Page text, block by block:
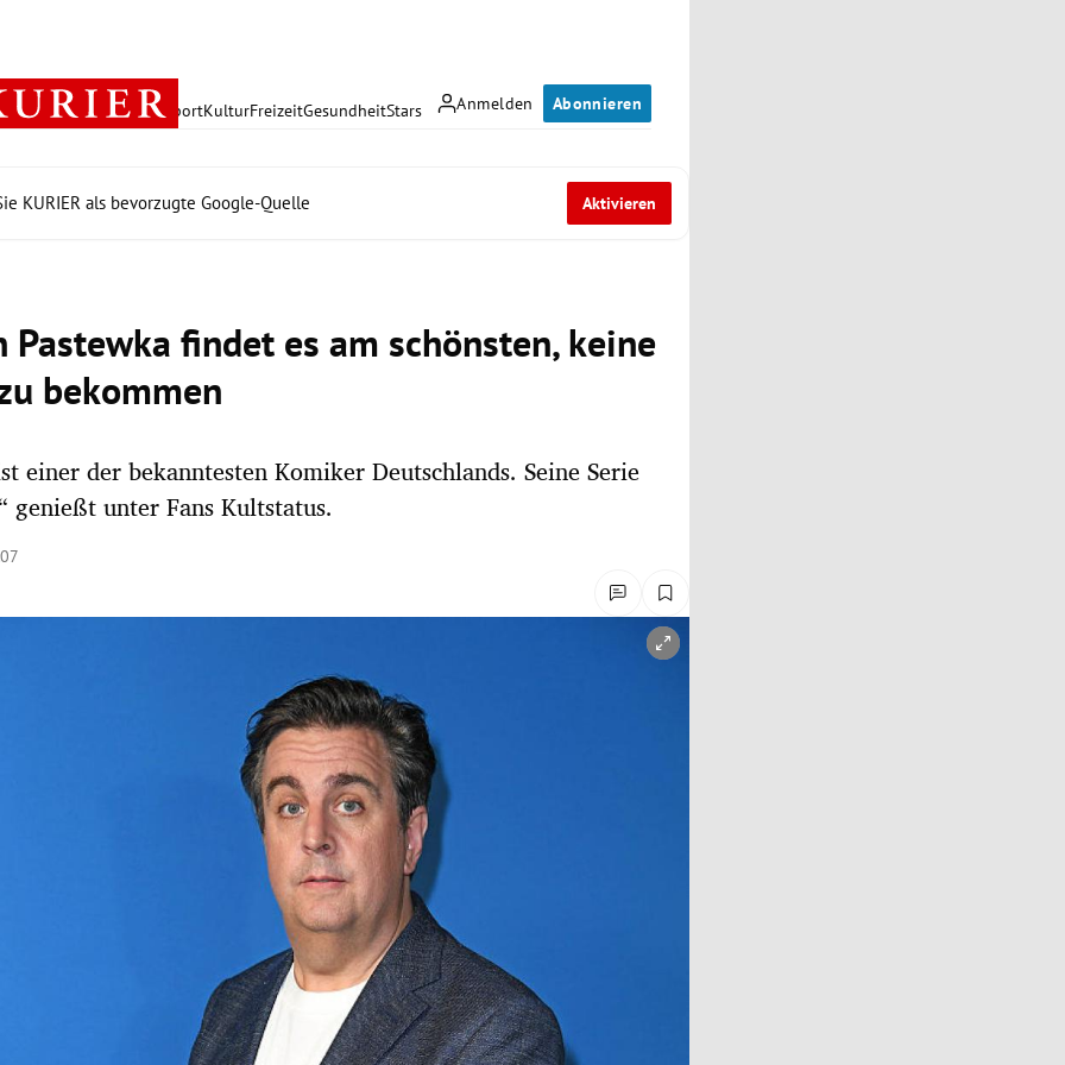
Anmelden Abonnieren
PolitikWirtschaft SportKulturFreizeitGesundheitStars
KURIER als bevorzugte Google-Quelle Aktivieren
Pastewka findet es am schönsten, keine
bekommen
einer der bekanntesten Komiker Deutschlands. Seine Serie
genießt unter Fans Kultstatus.
öffnen/schließen